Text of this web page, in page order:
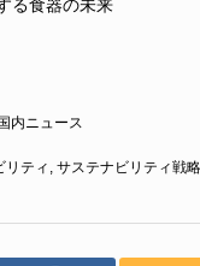
国内ニュース
リティ , サステナビリティ戦略